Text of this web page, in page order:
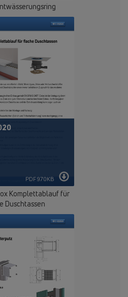
PDF 970KB
Komplettablauf für
Duschtassen